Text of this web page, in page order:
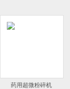
药用超微粉碎机